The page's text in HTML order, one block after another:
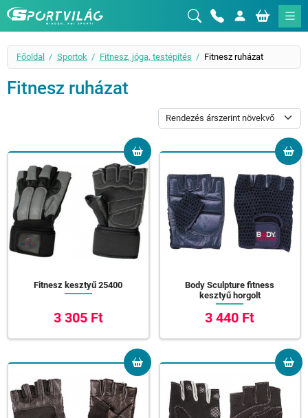
Sportvilág
Főoldal Sportok Fitnesz, jóga, testépítés Fitnesz ruházat
Fitnesz ruházat
Fitnesz kesztyű 25400
3 305 Ft
Body Sculpture fitness
kesztyű horgolt
3 440 Ft